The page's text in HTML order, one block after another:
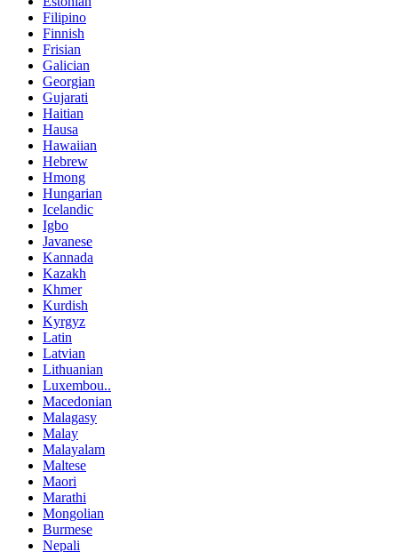
Filipino
Finnish
Frisian
Galician
Georgian
Gujarati
Haitian
Hausa
Hawaiian
Hebrew
Hmong
Hungarian
Icelandic
Igbo
Javanese
Kannada
Kazakh
Khmer
Kurdish
Kyrgyz
Latin
Latvian
Lithuanian
Luxembou..
Macedonian
Malagasy
Malay
Malayalam
Maltese
Maori
Marathi
Mongolian
Burmese
Nepali